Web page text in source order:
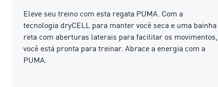
Eleve seu treino com esta regata PUMA. Com a
tecnologia dryCELL para manter você seca e uma bainha
reta com aberturas laterais para facilitar os movimentos,
você está pronta para treinar. Abrace a energia com a
PUMA.